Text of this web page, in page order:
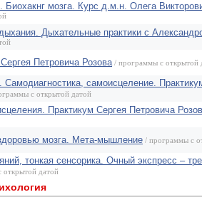
Биохакнг мозга. Курс д.м.н. Олега
Дыхательные практики с
Петровича Розова / программы с открытой
Самодиагностика, самоисцеление.
с открытой датой
Практикум Сергея Петровича
мозга. Мета-мышление / программы с
тонкая сенсорика. Очный экспресс –
датой